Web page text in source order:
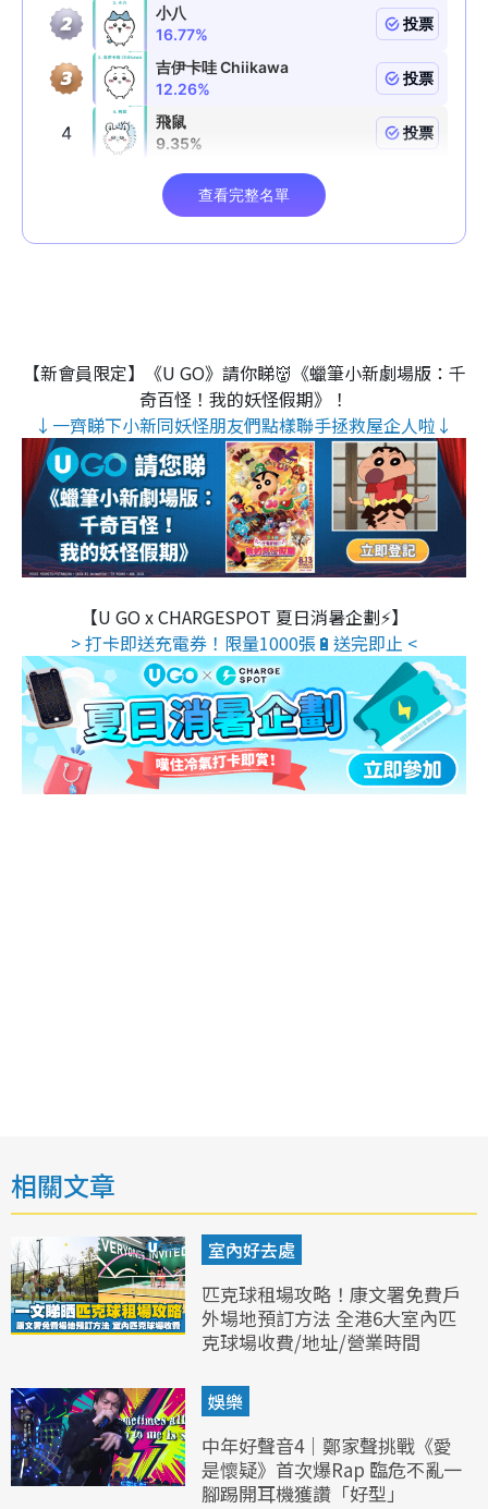
【新會員限定】《U GO》請你睇👹《蠟筆小新劇場版：千
奇百怪！我的妖怪假期》！
↓一齊睇下小新同妖怪朋友們點樣聯手拯救屋企人啦↓
【U GO x CHARGESPOT 夏日消暑企劃⚡】
> 打卡即送充電券！限量1000張🔋送完即止 <
相關文章
室內好去處
匹克球租場攻略！康文署免費戶
外場地預訂方法 全港6大室內匹
克球場收費/地址/營業時間
娛樂
中年好聲音4｜鄭家聲挑戰《愛
是懷疑》首次爆Rap 臨危不亂一
腳踢開耳機獲讚「好型」